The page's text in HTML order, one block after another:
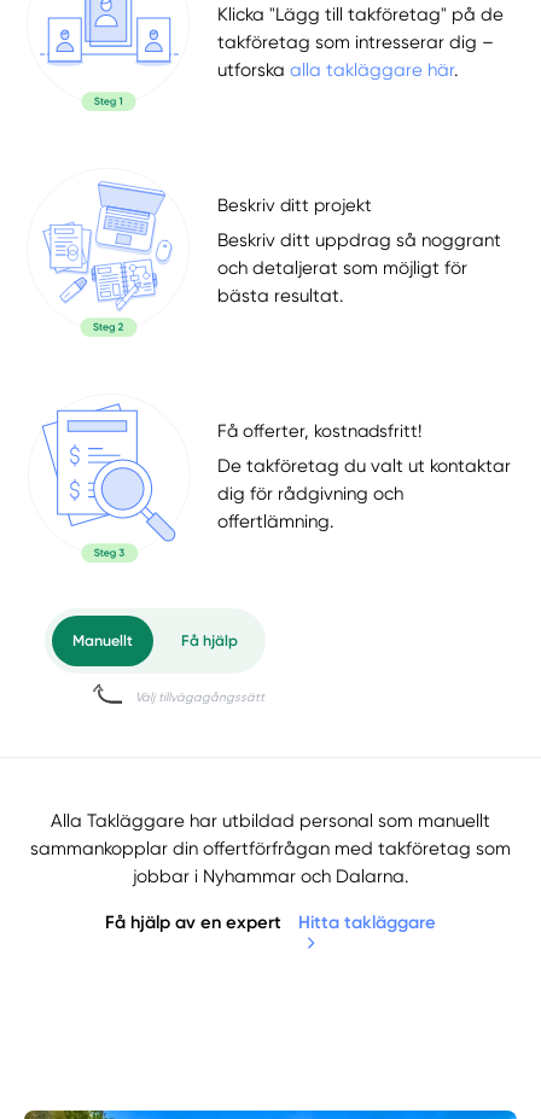
Klicka "Lägg till takföretag" på de
takföretag som intresserar dig –
utforskaalla takläggare här.
Beskriv ditt projekt
Beskriv ditt uppdrag så noggrant
och detaljerat som möjligt för
bästa resultat.
Få offerter, kostnadsfritt!
De takföretag du valt ut kontaktar
dig för rådgivning och
offertlämning.
Alla Takläggare har utbildad personal som manuellt
sammankopplar din offertförfrågan med takföretag som
jobbar i Nyhammar och Dalarna.
Få hjälp av en expert Hitta takläggare